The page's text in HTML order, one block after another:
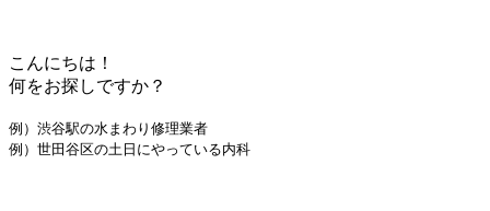
こんにちは！
何をお探しですか？
例）渋谷駅の水まわり修理業者
例）世田谷区の土日にやっている内科